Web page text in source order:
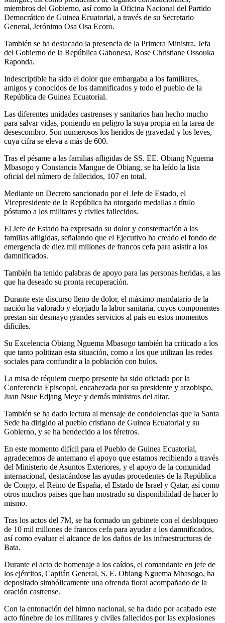
miembros del Gobierno, así como la Oficina Nacional del Partido
Democrático de Guinea Ecuatorial, a través de su Secretario
General, Jerónimo Osa Osa Ecoro.
También se ha destacado la presencia de la Primera Ministra, Jefa
del Gobierno de la República Gabonesa, Rose Christiane Ossouka
Raponda.
Indescriptible ha sido el dolor que embargaba a los familiares,
amigos y conocidos de los damnificados y todo el pueblo de la
República de Guinea Ecuatorial.
Las diferentes unidades castrenses y sanitarios han hecho mucho
para salvar vidas, poniendo en peligro la suya propia en la tarea de
desescombro. Son numerosos los heridos de gravedad y los leves,
cuya cifra se eleva a más de 600.
Tras el pésame a las familias afligidas de SS. EE. Obiang Nguema
Mbasogo y Constancia Mangue de Obiang, se ha leído la lista
oficial del número de fallecidos, 107 en total.
Mediante un Decreto sancionado por el Jefe de Estado, el
Vicepresidente de la República ha otorgado medallas a título
póstumo a los militares y civiles fallecidos.
El Jefe de Estado ha expresado su dolor y consternación a las
familias afligidas, señalando que el Ejecutivo ha creado el fondo de
emergencia de diez mil millones de francos cefa para asistir a los
damnificados.
También ha tenido palabras de apoyo para las personas heridas, a las
que ha deseado su pronta recuperación.
Durante este discurso lleno de dolor, el máximo mandatario de la
nación ha valorado y elogiado la labor sanitaria, cuyos componentes
prestan sin desmayo grandes servicios al país en estos momentos
difíciles.
Su Excelencia Obiang Nguema Mbasogo también ha criticado a los
que tanto politizan esta situación, como a los que utilizan las redes
sociales para confundir a la población con bulos.
La misa de réquiem cuerpo presente ha sido oficiada por la
Conferencia Episcopal, encabezada por su presidente y arzobispo,
Juan Nsue Edjang Meye y demás ministros del altar.
También se ha dado lectura al mensaje de condolencias que la Santa
Sede ha dirigido al pueblo cristiano de Guinea Ecuatorial y su
Gobierno, y se ha bendecido a los féretros.
En este momento difícil para el Pueblo de Guinea Ecuatorial,
agradecemos de antemano el apoyo que estamos recibiendo a través
del Ministerio de Asuntos Exteriores, y el apoyo de la comunidad
internacional, destacándose las ayudas procedentes de la República
de Congo, el Reino de España, el Estado de Israel y Qatar, así como
otros muchos países que han mostrado su disponibilidad de hacer lo
mismo.
Tras los actos del 7M, se ha formado un gabinete con el desbloqueo
de 10 mil millones de francos cefa para ayudar a los damnificados,
así como evaluar el alcance de los daños de las infraestructuras de
Bata.
Durante el acto de homenaje a los caídos, el comandante en jefe de
los ejércitos, Capitán General, S. E. Obiang Nguema Mbasogo, ha
depositado simbólicamente una ofrenda floral acompañado de la
oración castrense.
Con la entonación del himno nacional, se ha dado por acabado este
acto fúnebre de los militares y civiles fallecidos por las explosiones